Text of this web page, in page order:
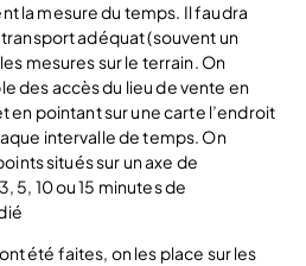
la mesure du temps. Il faudra
adéquat (souvent un
mesures sur le terrain. On
des accès du lieu de vente en
en pointant sur une carte l’endroit
intervalle de temps. On
situés sur un axe de
5, 10 ou 15 minutes de
été faites, on les place sur les